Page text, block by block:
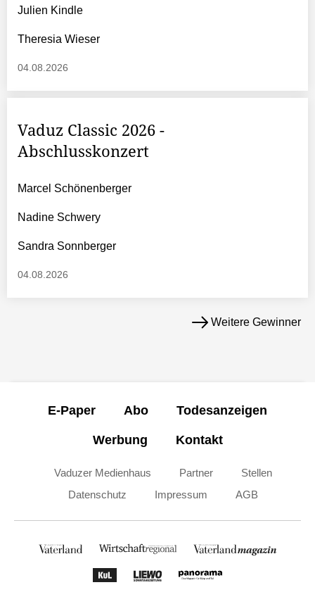
Julien Kindle
Theresia Wieser
04.08.2026
Vaduz Classic 2026 -
Abschlusskonzert
Marcel Schönenberger
Nadine Schwery
Sandra Sonnberger
04.08.2026
Weitere Gewinner
E-Paper Abo Todesanzeigen
Werbung Kontakt
Vaduzer Medienhaus Partner
Stellen
Datenschutz
Impressum AGB